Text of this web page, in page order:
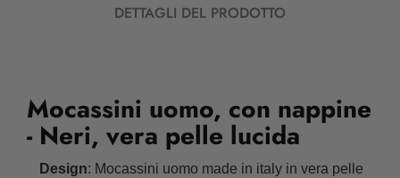
DETTAGLI DEL PRODOTTO
Mocassini uomo, con nappine
- Neri, vera pelle lucida
Design: Mocassini uomo made in italy in vera pelle